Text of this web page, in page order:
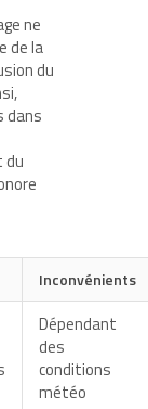
ne
de la
du
dans
du
Inconvénients
Dépendant
des
conditions
météo